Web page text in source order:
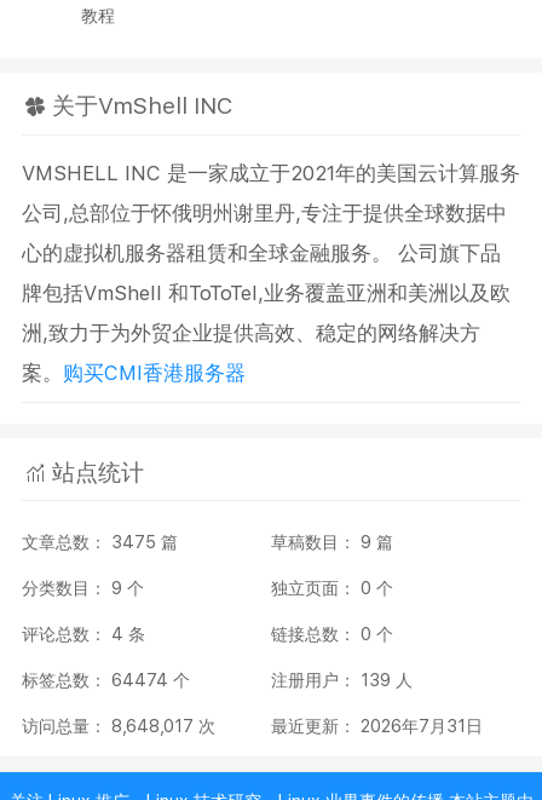
教程
关于VmShell INC
VMSHELL INC 是一家成立于2021年的美国云计算服务
公司,总部位于怀俄明州谢里丹,专注于提供全球数据中
心的虚拟机服务器租赁和全球金融服务。 公司旗下品
牌包括VmShell 和ToToTel,业务覆盖亚洲和美洲以及欧
洲,致力于为外贸企业提供高效、稳定的网络解决方
案。 购买CMI香港服务器
站点统计
文章总数： 3475 篇 草稿数目： 9 篇
分类数目： 9 个 独立页面： 0 个
评论总数： 4 条 链接总数： 0 个
标签总数： 64474 个 注册用户： 139 人
访问总量： 8,648,017 次 最近更新： 2026年7月31日